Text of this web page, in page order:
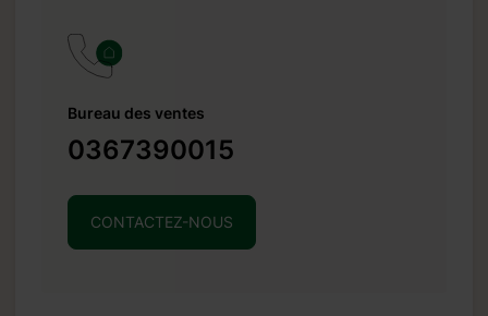
Bureau des ventes
0367390015
CONTACTEZ-NOUS